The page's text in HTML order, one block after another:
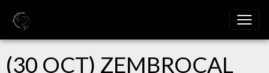
(30 OCT) ZEMBROCAL